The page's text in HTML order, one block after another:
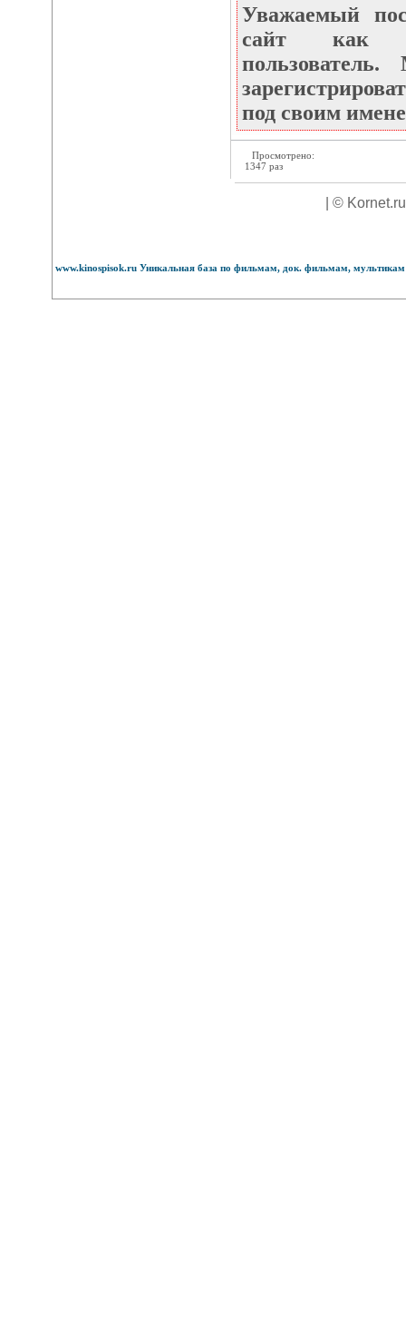
Уважаемый
сайт как
под своим
Просмотрено:
1347 раз
| ©
www.kinospisok.ru Уникальная база по фильмам, док. фильмам,